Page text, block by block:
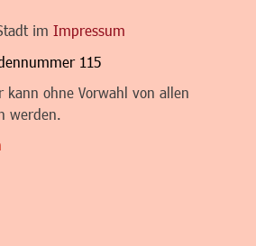
im Impressum
115
kann ohne Vorwahl von allen
werden.